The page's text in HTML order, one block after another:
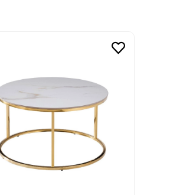
48 см